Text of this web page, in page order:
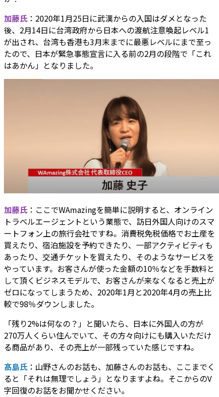
加藤氏 ：2020年1月25日に武漢からの入国はダメとなった
後、2月14日に台湾政府から日本への渡航注意喚起レベル1
が出され、台湾も香港も3月末までに最悪レベルにまで至っ
たので、日本が緊急事態宣言に入る前の2月の段階で「これ
はあかん」となりました。
加藤氏 ：ここでWAmazingを簡単に説明すると、オンライン
トラベルエージェントという業態で、訪日外国人向けのスマ
ートフォン上の旅行会社ですね。消費税免税価格でお土産を
買えたり、宿泊施設を予約できたり、一部アクティビティも
あったり、交通チケットを買えたり、そのようなサービスを
やっています。お客さんが使った金額の10％などを手数料と
して頂くビジネスモデルで、お客さんが来なくなると売上が
ゼロになってしまうため、2020年1月と2020年4月の売上比
較で98％ダウンしました。
「残り2%は何なの？」と聞いたら、日本に外国人の方が
270万人くらい住んでいて、その方々向けにも購入いただけ
る商品があり、その売上が一部残っていた感じですね。
髙島氏 ：山野さんのお話も、加藤さんのお話も、ここまでく
ると「それは無理でしょう」となりますよね。そこからのV
字回復のお話をお聞かせください。